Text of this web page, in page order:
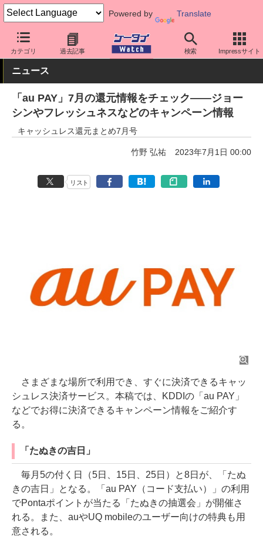
Powered by Translate
カテゴリ 過去記事 検索 Impressサイト
ケータイ Watch キャリア au アプリ・サービス
ニュース
「au PAY」7月の還元情報をチェック――ジョー
シンやフレッシュネスなどのキャンペーン情報
キャッシュレス還元まとめ7月号
竹野 弘祐 2023年7月1日 00:00
リスト
さまざまな場所で利用でき、すぐに決済できるキャッ
シュレス決済サービス。本稿では、KDDIの「au PAY」
などでお得に決済できるキャンペーン情報をご紹介す
る。
「たぬきの吉日」
毎月5の付く日（5日、15日、25日）と8日が、「たぬ
きの吉日」となる。「au PAY（コード支払い）」の利用
でPontaポイントが当たる「たぬきの抽選会」が開催さ
れる。また、auやUQ mobileのユーザー向けの特典も用
意される。